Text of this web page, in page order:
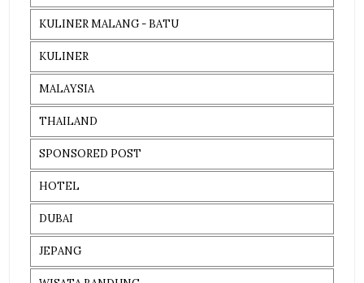
KULINER MALANG - BATU
KULINER
MALAYSIA
THAILAND
SPONSORED POST
HOTEL
DUBAI
JEPANG